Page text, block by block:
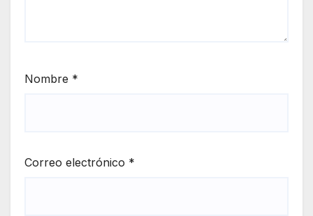
Nombre *
Correo electrónico *